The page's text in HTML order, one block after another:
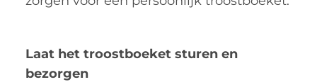
Laat het troostboeket sturen en
bezorgen